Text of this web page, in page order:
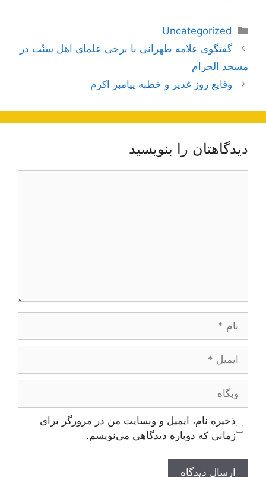
دسته‌ها
Uncategorized
ناوبری
نوشته‌ها
گفتگوى علامه طهرانی با برخى علماى اهل سنّت در
مسجد الحرام
وقایع روز غدیر و خطبه پیامبر اکرم
دیدگاهتان را بنویسید
ایمیل
وبگاه
ذخیره نام، ایمیل و وبسایت من در مرورگر برای
زمانی که دوباره دیدگاهی می‌نویسم.